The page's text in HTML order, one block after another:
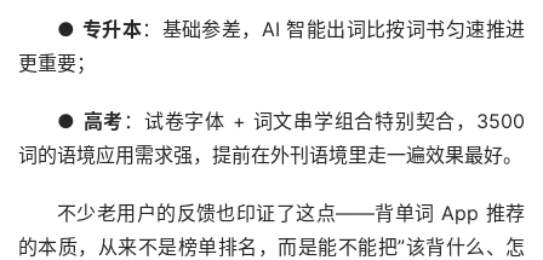
● 专升本：基础参差，AI 智能出词比按词书匀速推进
更重要；
● 高考 ：试卷字体 + 词文串学组合特别契合，3500
词的语境应用需求强，提前在外刊语境里走一遍效果最好。
不少老用户的反馈也印证了这点——背单词 App 推荐
的本质，从来不是榜单排名，而是能不能把”该背什么、怎